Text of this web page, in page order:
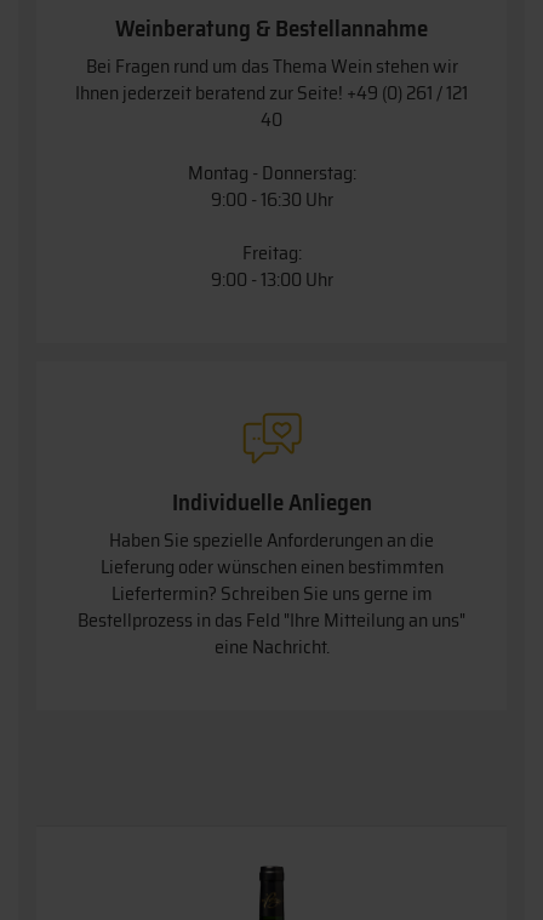
Weinberatung & Bestellannahme
Bei Fragen rund um das Thema Wein stehen wir
Ihnen jederzeit beratend zur Seite! +49 (0) 261 / 121
40
Montag - Donnerstag:
9:00 - 16:30 Uhr
Freitag:
9:00 - 13:00 Uhr
Individuelle Anliegen
Haben Sie spezielle Anforderungen an die
Lieferung oder wünschen einen bestimmten
Liefertermin? Schreiben Sie uns gerne im
Bestellprozess in das Feld "Ihre Mitteilung an uns"
eine Nachricht.